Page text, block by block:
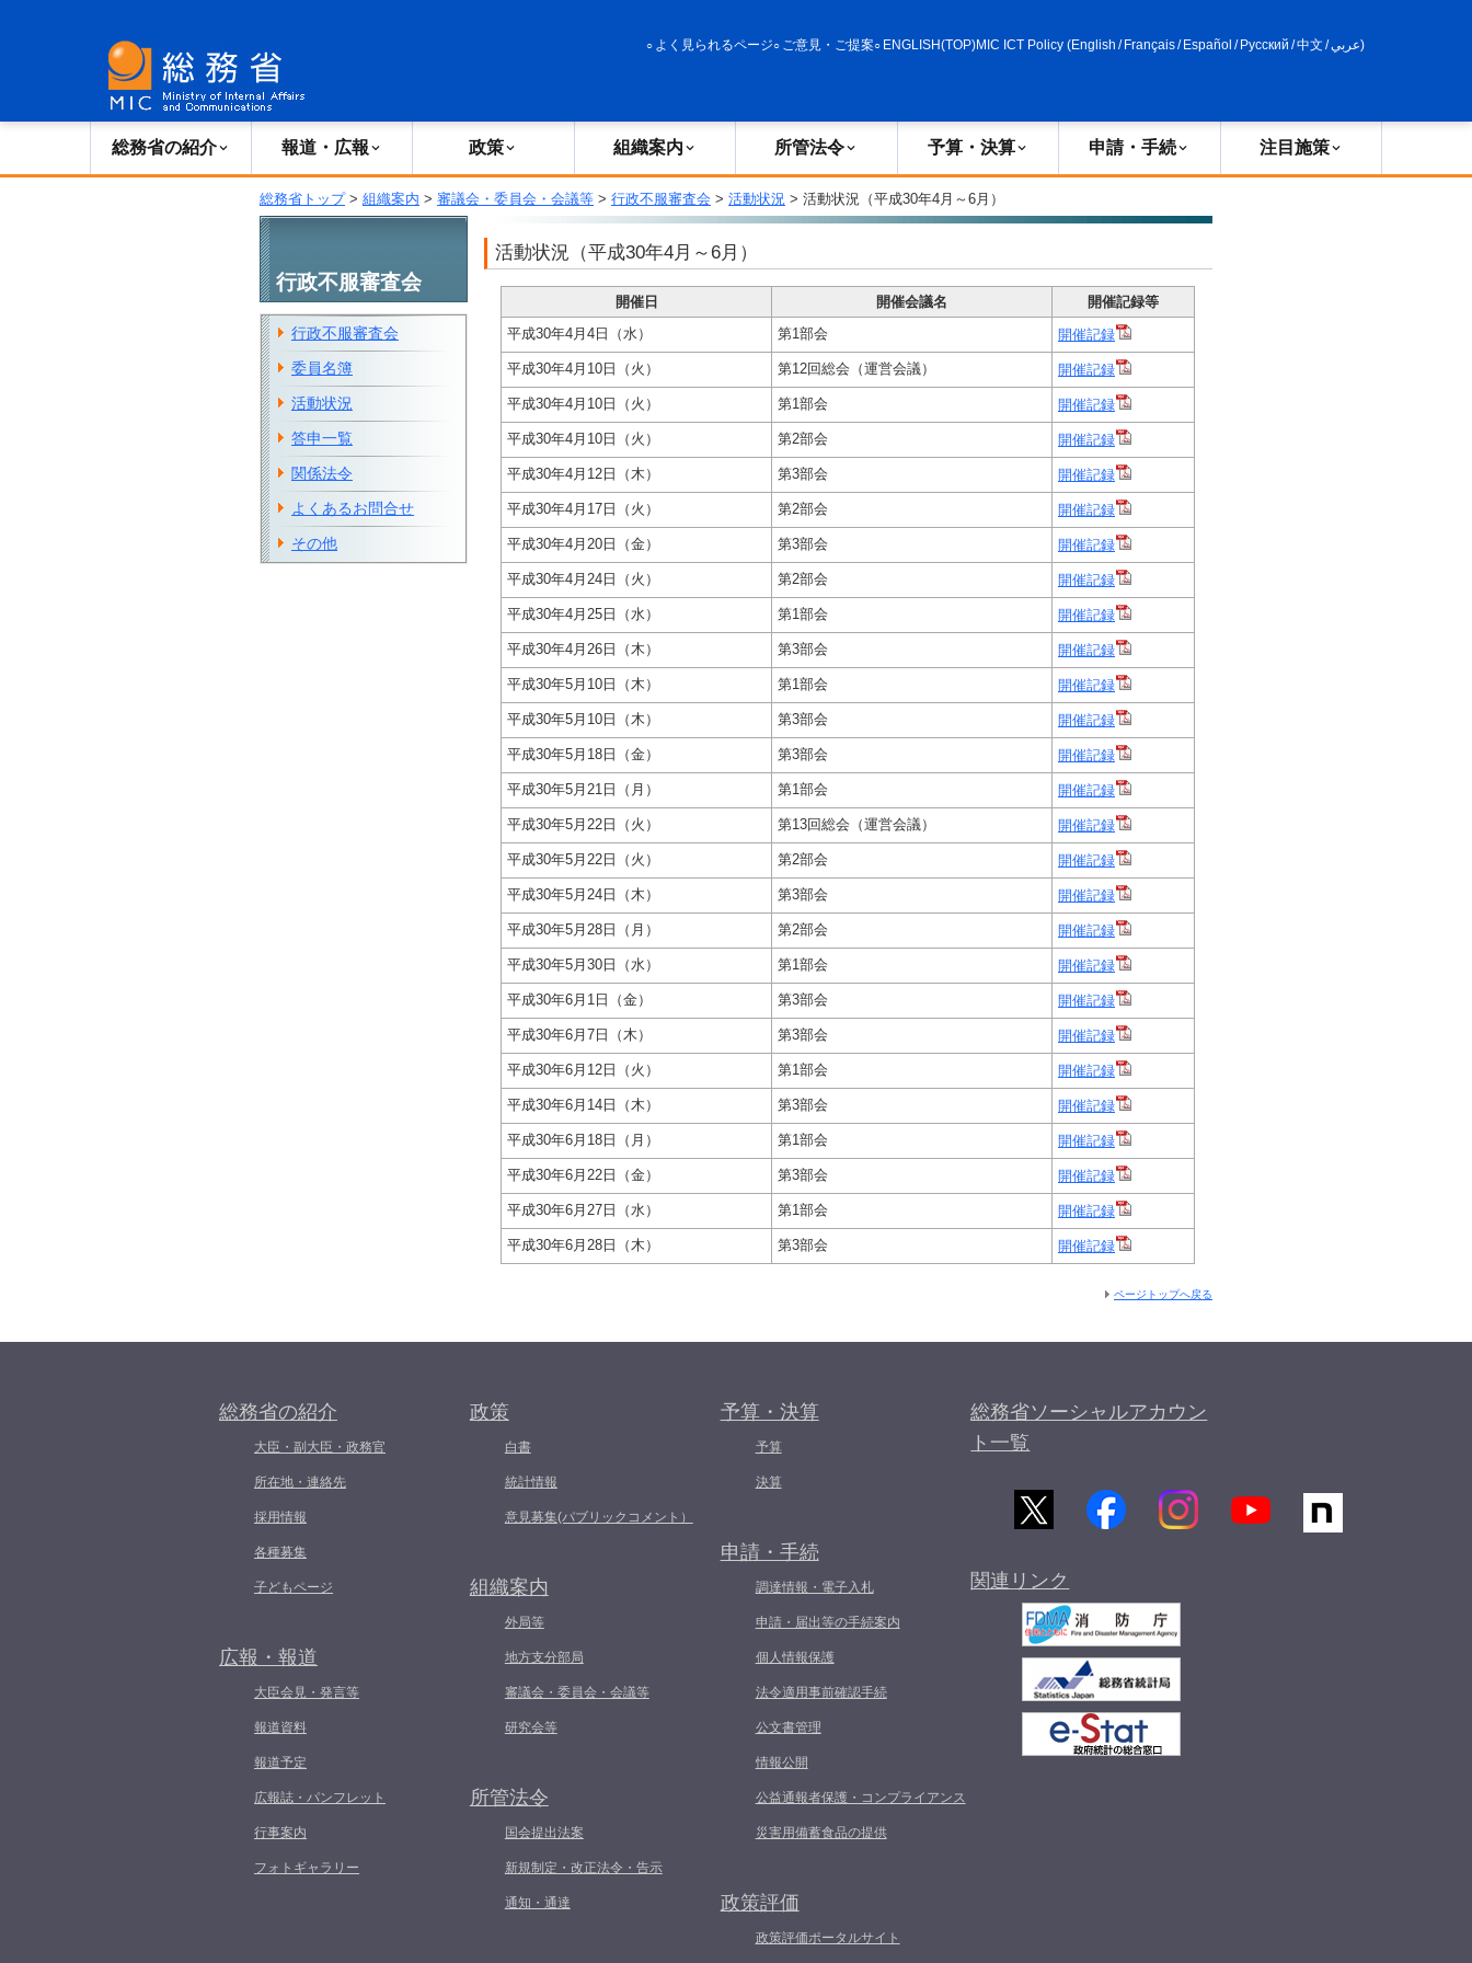
よく見られるページ ご意見・ご提案 ENGLISH(TOP)MIC ICT Policy (English / Français/ Español / Русский /中文 /عربي)
総務省の紹介 報道・広報 政策 組織案内 所管法令 予算・決算 申請・手続 注目施策
総務省トップ> 組織案内 > 審議会・委員会・会議等 > 行政不服審査会 > 活動状況 > 活動状況（平成30年4月～6月）
活動状況（平成30年4月～6月）
開催日 開催会議名
開催記録等
平成30年4月4日（水）
第1部会 開催記録
平成30年4月10日（火） 第12回総会（運営会議） 開催記録
平成30年4月10日（火） 第1部会 開催記録
平成30年4月10日（火） 第2部会 開催記録
平成30年4月12日（木） 第3部会 開催記録
平成30年4月17日（火） 第2部会 開催記録
平成30年4月20日（金） 第3部会 開催記録
平成30年4月24日（火） 第2部会 開催記録
平成30年4月25日（水） 第1部会 開催記録
平成30年4月26日（木） 第3部会 開催記録
平成30年5月10日（木） 第1部会 開催記録
平成30年5月10日（木） 第3部会 開催記録
平成30年5月18日（金） 第3部会 開催記録
平成30年5月21日（月） 第1部会 開催記録
平成30年5月22日（火） 第13回総会（運営会議） 開催記録
平成30年5月22日（火） 第2部会 開催記録
平成30年5月24日（木） 第3部会 開催記録
平成30年5月28日（月） 第2部会 開催記録
平成30年5月30日（水） 第1部会 開催記録
平成30年6月1日（金） 第3部会 開催記録
平成30年6月7日（木） 第3部会 開催記録
平成30年6月12日（火） 第1部会 開催記録
平成30年6月14日（木） 第3部会 開催記録
平成30年6月18日（月） 第1部会 開催記録
平成30年6月22日（金） 第3部会 開催記録
平成30年6月27日（水） 第1部会 開催記録
平成30年6月28日（木） 第3部会 開催記録
ページトップへ戻る
行政不服審査会
行政不服審査会
委員名簿
活動状況
答申一覧
関係法令
よくあるお問合せ
その他
総務省の紹介
大臣・副大臣・政務官
所在地・連絡先
採用情報
各種募集
子どもページ
広報・報道
大臣会見・発言等
報道資料
報道予定
広報誌・パンフレット
行事案内
フォトギャラリー
政策
白書
統計情報
意見募集(パブリックコメント）
組織案内
外局等
地方支分部局
審議会・委員会・会議等
研究会等
所管法令
国会提出法案
新規制定・改正法令・告示
通知・通達
予算・決算
予算
決算
申請・手続
調達情報・電子入札
申請・届出等の手続案内
個人情報保護
法令適用事前確認手続
公文書管理
情報公開
公益通報者保護・コンプライアンス
災害用備蓄食品の提供
政策評価
政策評価ポータルサイト
総務省ソーシャルアカウン
ト一覧
関連リンク